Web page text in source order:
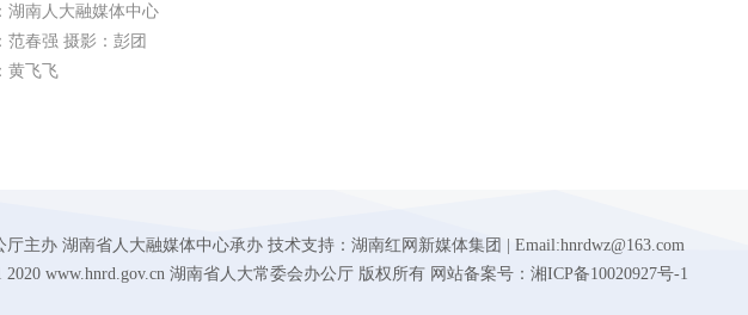
湖南人大融媒体中心
范春强 摄影：彭团
黄飞飞
主办 湖南省人大融媒体中心承办 技术支持：湖南红网新媒体集团 | Email:hnrdwz@163.com
2020 www.hnrd.gov.cn 湖南省人大常委会办公厅 版权所有 网站备案号：湘ICP备10020927号-1